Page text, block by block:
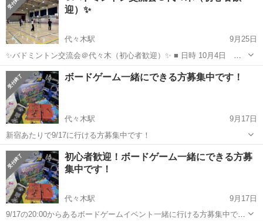
迎）✨
代々木駅
9月25日
✨バドミントン交流会＠代々木（初心者歓迎）✨ ■ 日時 10月4日
（18:00〜21:00） ■ 場所 交流センター代々木の杜（代々木駅 徒歩5
分） → https://www.cit...
東京 千代田区 代々木駅 その他 体育館
ボードゲーム一緒にできる方募集中です！
代々木駅
9月17日
新宿あたりで9/17に行ける方募集中です！
東京 新宿区 代々木駅 その他
初心者歓迎！ボードゲーム一緒にできる方募
集中です！
代々木駅
9月17日
9/17の20:00からあるボードゲームイベント一緒に行ける方募集中で